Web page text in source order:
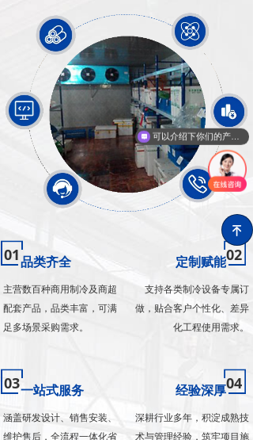
01品类齐全
主营数百种商用制冷及商超
配套产品，品类丰富，可满
足多场景采购需求。
02
定制赋能
支持各类制冷设备专属订
做，贴合客户个性化、差异
化工程使用需求。
03一站式服务
涵盖研发设计、销售安装、
维护售后，全流程一体化省
04
经验深厚
深耕行业多年，积淀成熟技
术与管理经验，筑牢项目施
녠
可以介绍下你们的产品么